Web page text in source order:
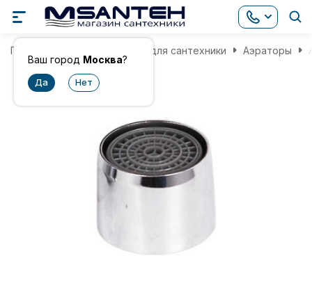
Ваш город Москва?
Главная Комплектующие для сантехники Аэраторы